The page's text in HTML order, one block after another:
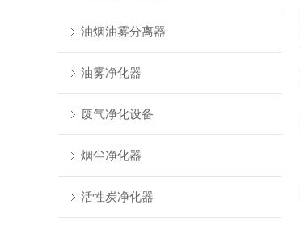
油烟油雾分离器
油雾净化器
废气净化设备
烟尘净化器
活性炭净化器